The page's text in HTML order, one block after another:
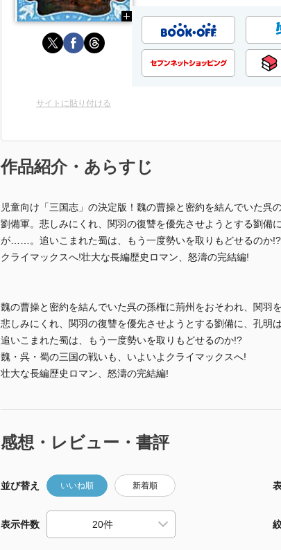
サイトに貼り付ける
作品紹介・あらすじ
児童向け「三国志」の決定版！魏の曹操と密約を結んでいた呉
劉備軍。悲しみにくれ、関羽の復讐を優先させようとする劉備
が……。追いこまれた蜀は、もう一度勢いを取りもどせるのか
クライマックスへ!壮大な長編歴史ロマン、怒濤の完結編!
魏の曹操と密約を結んでいた呉の孫権に荊州をおそわれ、関羽
悲しみにくれ、関羽の復讐を優先させようとする劉備に、孔明
追いこまれた蜀は、もう一度勢いを取りもどせるのか!?
魏・呉・蜀の三国の戦いも、いよいよクライマックスへ!
壮大な長編歴史ロマン、怒濤の完結編!
感想・レビュー・書評
並び替え いいね順 新着順
表示件数